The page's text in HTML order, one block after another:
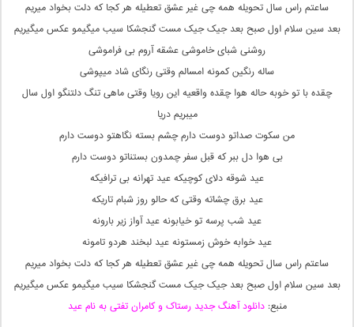
ساعتم راس سال تحویله همه چی غیر عشق تعطیله هر کجا که دلت بخواد میریم
بعد سین سلام اول صبح بعد جیک جیک مست گنجشکا سیب میگیمو عکس میگیریم
روشنی شبای خاموشی عشقه آروم بی فراموشی
ساله رنگین کمونه امسالم وقتی رنگای شاد میپوشی
چقده با تو خوبه حاله هوا چقده واقعیه این رویا وقتی ماهی تنگ دلتنگو اول سال
میبریم دریا
من سکوت صداتو دوست دارم چشم بسته نگاهتو دوست دارم
بی هوا دل ببر که قبل سفر چمدون بستناتو دوست دارم
عید شوقه دلای کوچیکه عید تهرانه بی ترافیکه
عید برق چشاته وقتی که حالو روز شبام تاریکه
عید شب پرسه تو خیابونه عید آواز زیر بارونه
عید خوابه خوش زمستونه عید لبخند هردو تامونه
ساعتم راس سال تحویله همه چی غیر عشق تعطیله هر کجا که دلت بخواد میریم
بعد سین سلام اول صبح بعد جیک جیک مست گنجشکا سیب میگیمو عکس میگیریم
منبع:دانلود آهنگ جدید رستاک و کامران تفتی به نام عید